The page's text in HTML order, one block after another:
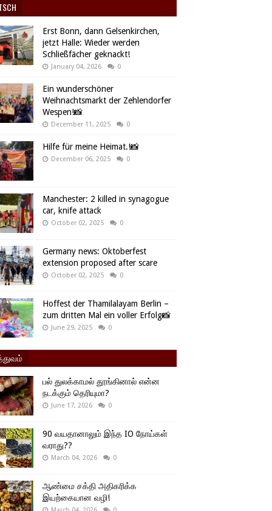
Erst Bonn, dann Gelsenkirchen,
jetzt Halle: Wieder werden
Schließfächer geknackt!
January 04, 2026 0
Ein wunderschöner
Weihnachtsmarkt der Zehlendorfer
Wespen!📸
December 11, 2025 0
Hilfe für meine Heimat.!📸
December 06, 2025 0
Manchester: 2 killed in synagogue
car, knife attack
October 02, 2025 0
Germany news: Oktoberfest
extension proposed after scare
October 02, 2025 0
Hoffest der Thamilalayam Berlin –
zum dritten Mal ein voller Erfolg📸
June 29, 2025 0
பல் துலக்காமல் தூங்கினால் என்ன
நடக்கும் தெரியுமா?
June 17, 2026 0
90 வயதானாலும் இந்த IO நோய்கள்
வராது??
March 04, 2026 0
ஆண்மை சக்தி அதிகரிக்க
இயற்கையான வழி!